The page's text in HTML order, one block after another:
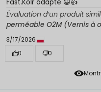
Fast.Kolr adapté 😀👍️
Évaluation d’un produit
perméable O2M (Vernis à
3/17/2026
0
0